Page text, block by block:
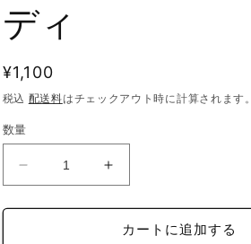
ディ
通
常
価
格
¥1,100
税込 配送料はチェックアウト時に計算されます。
数量
reflection
イ
iFace
reflection
イ
ンカートに追加する